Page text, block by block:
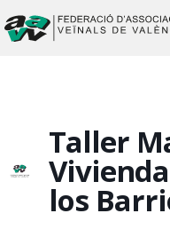
Taller
los